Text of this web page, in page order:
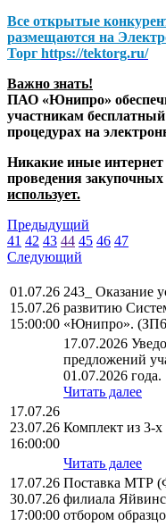
Все открытые
размещаются на
Торг https://tektorg.ru/
Важно знать!
ПАО «Юнипро»
участникам
процедурах на
Никакие иные
проведения
использует.
Предыдущий
41 42 43 44 45 46 47
Следующий
01.07.26
15.07.26
15:00:00
243_ Оказание
развитию
«Юнипро».
17.07.2026
предложений
01.07.2026 года.
Читать далее
17.07.26
23.07.26
16:00:00
Комплект из 3-
Читать далее
17.07.26
30.07.26
17:00:00
Поставка МТР
филиала
отбором